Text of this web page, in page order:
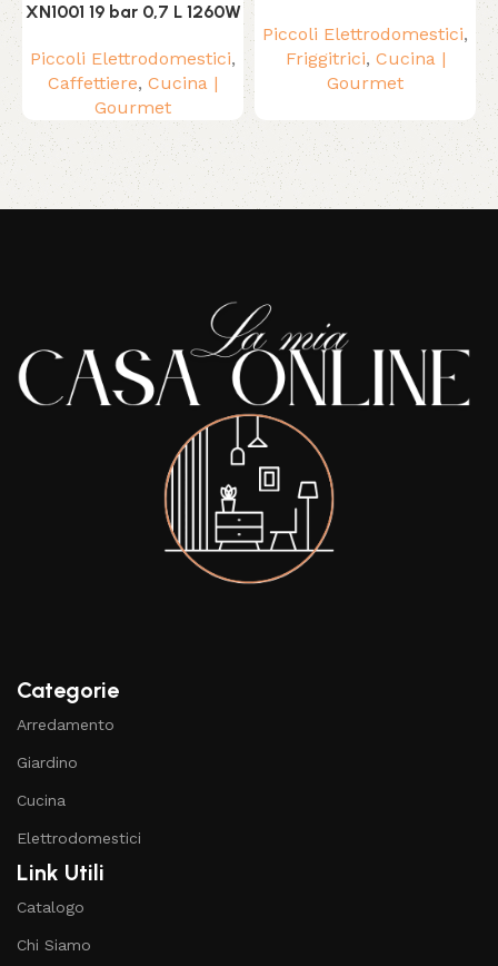
XN1001 19 bar 0,7 L 1260W
Piccoli Elettrodomestici,
Caffettiere, Cucina |
Gourmet
Piccoli Elettrodomestici,
Friggitrici, Cucina |
Gourmet
Read More
Categorie
Arredamento
Giardino
Cucina
Elettrodomestici
Link Utili
Catalogo
Chi Siamo